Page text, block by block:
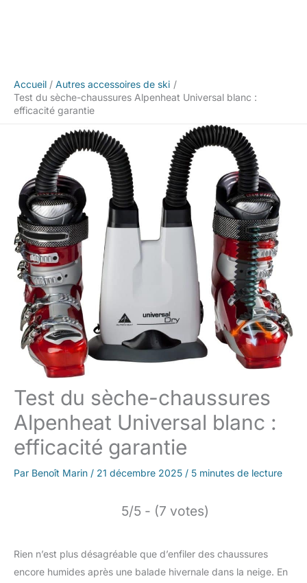
Accueil
Autres accessoires de ski
Test du sèche-chaussures Alpenheat Universal blanc :
efficacité garantie
Test du sèche-chaussures
Alpenheat Universal blanc :
efficacité garantie
Par Benoît Marin / 21 décembre 2025 / 5 minutes de lecture
5/5 - (7 votes)
Rien n’est plus désagréable que d’enfiler des chaussures
encore humides après une balade hivernale dans la neige. En